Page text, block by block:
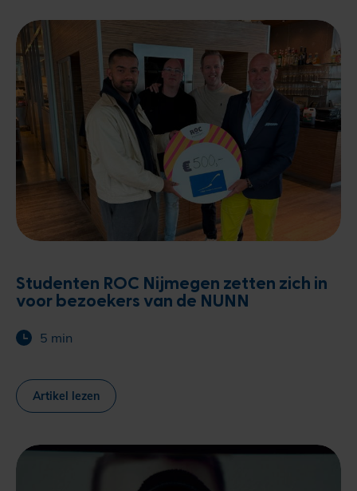
Studenten ROC Nijmegen zetten zich in
voor bezoekers van de NUNN
5 min
Artikel lezen